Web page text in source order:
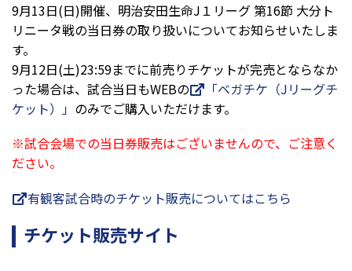
9月13日(日)開催、明治安田生命J１リーグ 第16節 大分ト
リニータ戦の当日券の取り扱いについてお知らせいたしま
す。
9月12日(土)23:59までに前売りチケットが完売とならなか
った場合は、試合当日もWEBの
「ベガチケ（Jリーグチ
ケット）」 のみでご購入いただけます。
※試合会場での当日券販売はございませんので、ご注意く
ださい。
有観客試合時のチケット販売についてはこちら
チケット販売サイト